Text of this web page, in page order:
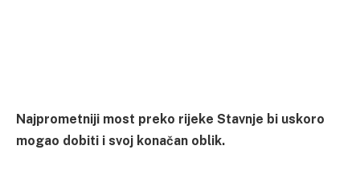
Najprometniji most preko rijeke Stavnje bi uskoro
mogao dobiti i svoj konačan oblik.